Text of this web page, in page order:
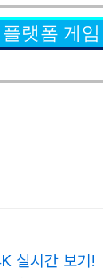
랫폼 게임
실시간 보기!